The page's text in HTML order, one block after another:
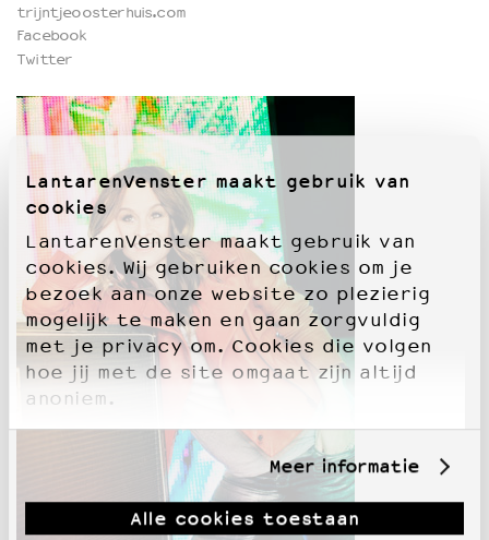
LantarenVenster maakt gebruik van
cookies
LantarenVenster maakt gebruik van
cookies. Wij gebruiken cookies om je
bezoek aan onze website zo plezierig
mogelijk te maken en gaan zorgvuldig
met je privacy om. Cookies die volgen
hoe jij met de site omgaat zijn altijd
anoniem.
Meer informatie
Alle cookies toestaan
trijntjeoosterhuis.com
Facebook
Twitter